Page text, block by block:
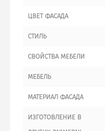
ЦВЕТ ФАСАДА
СТИЛЬ
СВОЙСТВА МЕБЕЛИ
МЕБЕЛЬ
МАТЕРИАЛ ФАСАДА
ИЗГОТОВЛЕНИЕ В